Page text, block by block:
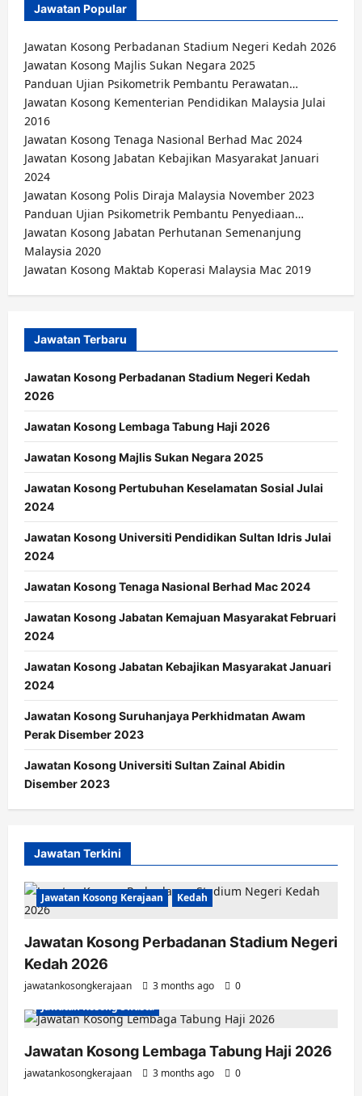
Jawatan Popular
Jawatan Kosong Perbadanan Stadium Negeri Kedah 2026
Jawatan Kosong Majlis Sukan Negara 2025
Panduan Ujian Psikometrik Pembantu Perawatan…
Jawatan Kosong Kementerian Pendidikan Malaysia Julai
2016
Jawatan Kosong Tenaga Nasional Berhad Mac 2024
Jawatan Kosong Jabatan Kebajikan Masyarakat Januari
2024
Jawatan Kosong Polis Diraja Malaysia November 2023
Panduan Ujian Psikometrik Pembantu Penyediaan…
Jawatan Kosong Jabatan Perhutanan Semenanjung
Malaysia 2020
Jawatan Kosong Maktab Koperasi Malaysia Mac 2019
Jawatan Terbaru
Jawatan Kosong Perbadanan Stadium Negeri Kedah
2026
Jawatan Kosong Lembaga Tabung Haji 2026
Jawatan Kosong Majlis Sukan Negara 2025
Jawatan Kosong Pertubuhan Keselamatan Sosial Julai
2024
Jawatan Kosong Universiti Pendidikan Sultan Idris Julai
2024
Jawatan Kosong Tenaga Nasional Berhad Mac 2024
Jawatan Kosong Jabatan Kemajuan Masyarakat Februari
2024
Jawatan Kosong Jabatan Kebajikan Masyarakat Januari
2024
Jawatan Kosong Suruhanjaya Perkhidmatan Awam
Perak Disember 2023
Jawatan Kosong Universiti Sultan Zainal Abidin
Disember 2023
Jawatan Terkini
Jawatan Kosong Kerajaan Kedah
Jawatan Kosong Perbadanan Stadium Negeri
Kedah 2026
jawatankosongkerajaan 3 months ago
0
Jawatan Kosong Swasta
Jawatan Kosong Lembaga Tabung Haji 2026
jawatankosongkerajaan 3 months ago
0